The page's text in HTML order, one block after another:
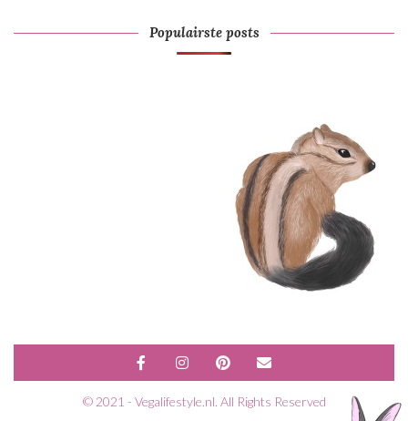
Populairste posts
© 2021 - Vegalifestyle.nl. All Rights Reserved